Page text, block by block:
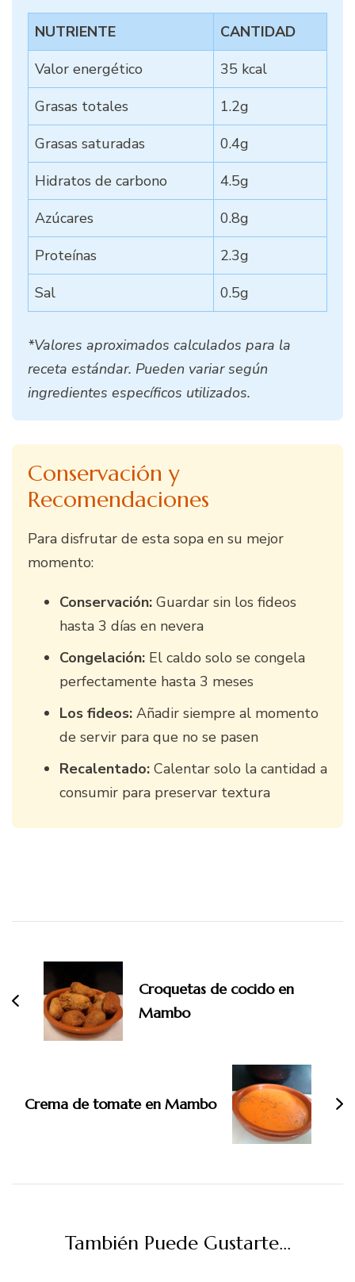
NUTRIENTE
CANTIDAD
Valor energético
35 kcal
Grasas totales
1.2g
Grasas saturadas
0.4g
Hidratos de carbono
4.5g
Azúcares
0.8g
Proteínas
2.3g
Sal
0.5g
*Valores aproximados calculados para la
receta estándar. Pueden variar según
ingredientes específicos utilizados.
Conservación y
Recomendaciones
Para disfrutar de esta sopa en su mejor
momento:
Conservación: Guardar sin los fideos
hasta 3 días en nevera
Congelación: El caldo solo se congela
perfectamente hasta 3 meses
Los fideos: Añadir siempre al momento
de servir para que no se pasen
Recalentado: Calentar solo la cantidad a
consumir para preservar textura
entradas
Croquetas de cocido en
Mambo
Crema de tomate en Mambo
También Puede Gustarte...